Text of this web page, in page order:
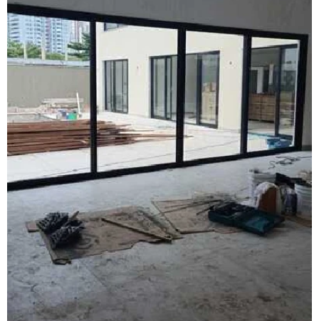
Esquadrias acústicas de alumínio
Esquadrias de alto padrão
Esquadrias alumínio acústicas
Esquadrias de alumínio alto padrão
Esquadrias de alumínio fábrica
Esquadrias de alumínio isolamento acústico
Esquadrias de alumínio janelas e portas
Esquadrias de alumínio janelas valor
Esquadrias de alumínio maxim ar
Esquadrias de alumínio sob medida